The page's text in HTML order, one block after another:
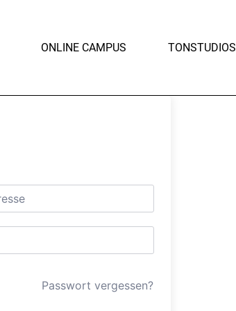
ONLINE CAMPUS TONSTUDIOS
Passwort vergessen?